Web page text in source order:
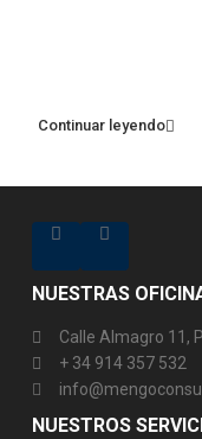
Continuar leyendo
NUESTRAS
Calle Almagro 11,
+ 34 914 357 532
NUESTROS